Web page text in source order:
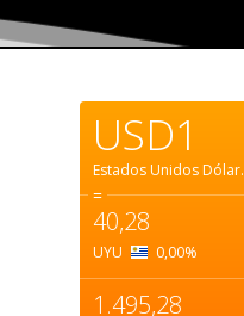
USD1
Estados Unidos Dólar.
=
40,28
UYU 0,00%
1.495,28